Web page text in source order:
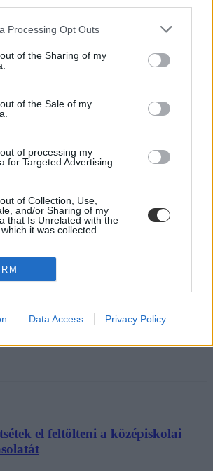
Processing Opt Outs
of the Sharing of my
of the Sale of my
of processing my
for Targeted Advertising.
of Collection, Use,
and/or Sharing of my
that Is Unrelated with the
it was collected.
Data Access Privacy Policy
középiskolai bizonyítványt az E-
el feltölteni a középiskolai